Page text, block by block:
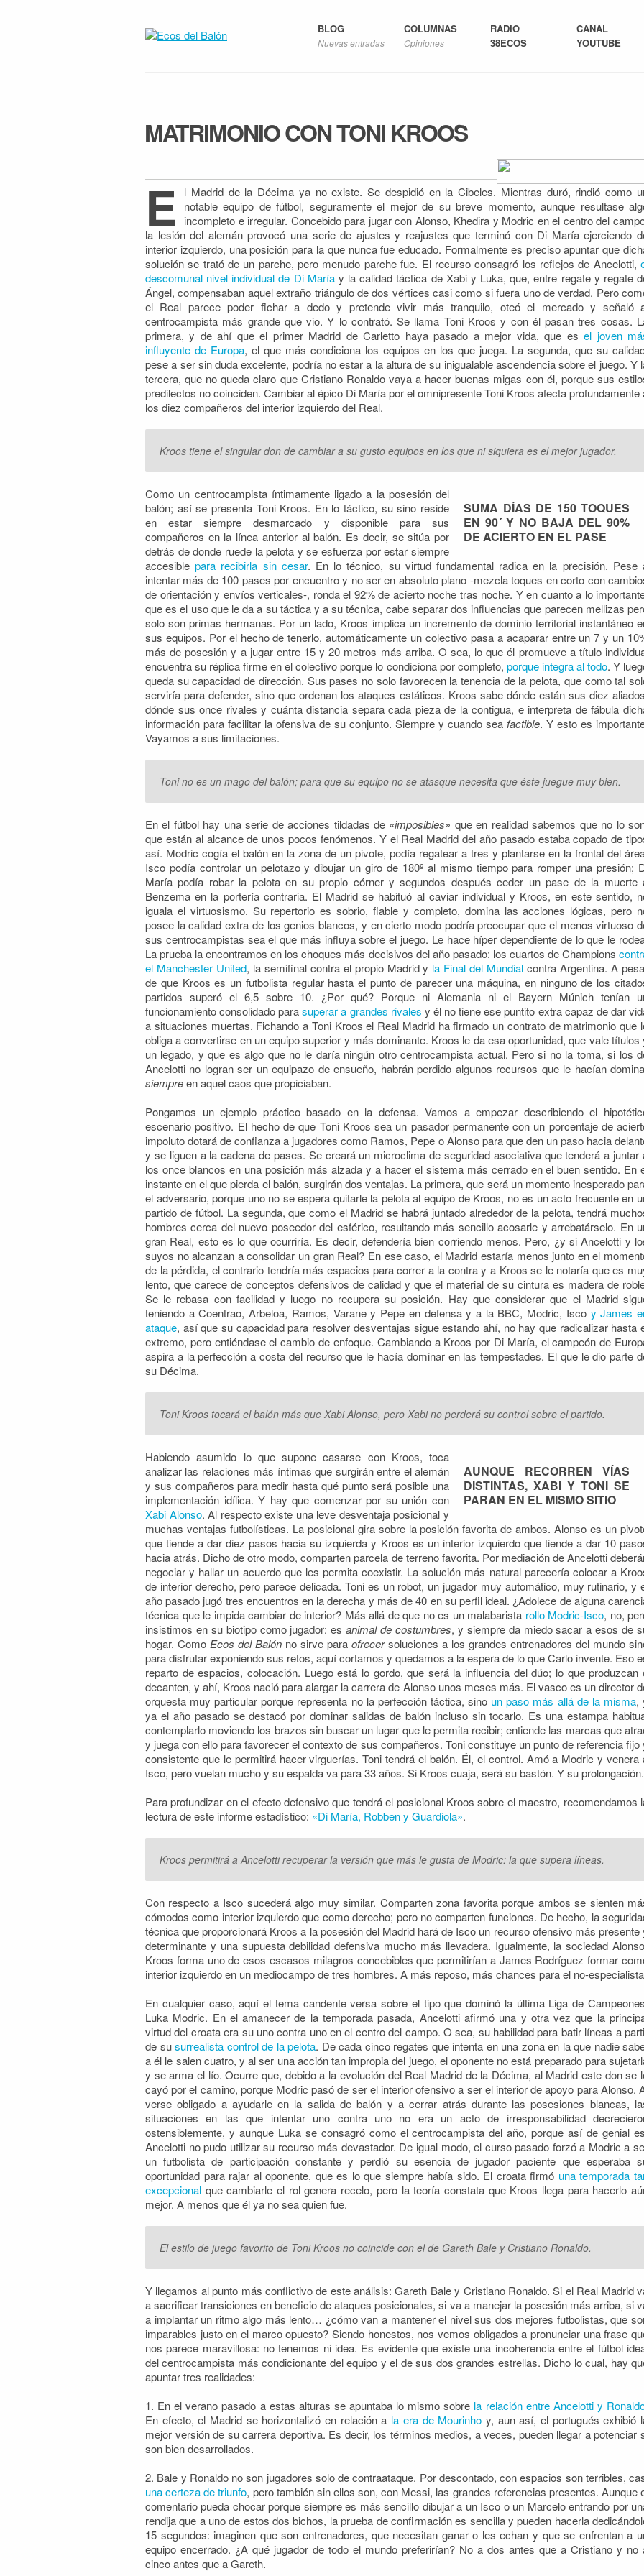
BLOG
Nuevas entradas
COLUMNAS
Opiniones
RADIO
38ECOS
CANAL
YOUTUBE
MATRIMONIO CON TONI KROOS
E
l Madrid de la Décima ya no existe. Se despidió en la Cibeles. Mientras duró, rindió como
notable equipo de fútbol, seguramente el mejor de su breve momento, aunque resultase
incompleto e irregular. Concebido para jugar con Alonso, Khedira y Modric en el centro del
la lesión del alemán provocó una serie de ajustes y reajustes que terminó con Di María ejerciendo
interior izquierdo, una posición para la que nunca fue educado. Formalmente es preciso apuntar que
solución se trató de un parche, pero menudo parche fue. El recurso consagró los reflejos de Ancelotti,
descomunal nivel individual de Di Maríay la calidad táctica de Xabi y Luka, que, entre regate y regate
Ángel, compensaban aquel extraño triángulo de dos vértices casi como si fuera uno de verdad. Pero
el Real parece poder fichar a dedo y pretende vivir más tranquilo, oteó el mercado y señaló
centrocampista más grande que vio. Y lo contrató. Se llama Toni Kroos y con él pasan tres cosas.
primera, y de ahí que el primer Madrid de Carletto haya pasado a mejor vida, que esel joven
influyente de Europa, el que más condiciona los equipos en los que juega. La segunda, que su
pese a ser sin duda excelente, podría no estar a la altura de su inigualable ascendencia sobre el juego. Y
tercera, que no queda claro que Cristiano Ronaldo vaya a hacer buenas migas con él, porque sus
predilectos no coinciden. Cambiar al épico Di María por el omnipresente Toni Kroos afecta profundamente
los diez compañeros del interior izquierdo del Real.
Kroos tiene el singular don de cambiar a su gusto equipos en los que ni siquiera es el mejor jugador.
SUMA DÍAS DE 150 TOQUES
EN 90´ Y NO BAJA DEL 90%
DE ACIERTO EN EL PASE
Como un centrocampista íntimamente ligado a la posesión del
balón; así se presenta Toni Kroos. En lo táctico, su sino reside
en estar siempre desmarcado y disponible para sus
compañeros en la línea anterior al balón. Es decir, se sitúa por
detrás de donde ruede la pelota y se esfuerza por estar siempre
accesiblepara recibirla sin cesar. En lo técnico, su virtud fundamental radica en la precisión. Pese
intentar más de 100 pases por encuentro y no ser en absoluto plano -mezcla toques en corto con
de orientación y envíos verticales-, ronda el 92% de acierto noche tras noche. Y en cuanto a lo
que es el uso que le da a su táctica y a su técnica, cabe separar dos influencias que parecen mellizas
solo son primas hermanas. Por un lado, Kroos implica un incremento de dominio territorial instantáneo
sus equipos. Por el hecho de tenerlo, automáticamente un colectivo pasa a acaparar entre un 7 y un
más de posesión y a jugar entre 15 y 20 metros más arriba. O sea, lo que él promueve a título
encuentra su réplica firme en el colectivo porque lo condiciona por completo, porque integra al todo. Y
queda su capacidad de dirección. Sus pases no solo favorecen la tenencia de la pelota, que como tal
serviría para defender, sino que ordenan los ataques estáticos. Kroos sabe dónde están sus diez
dónde sus once rivales y cuánta distancia separa cada pieza de la contigua, e interpreta de fábula
información para facilitar la ofensiva de su conjunto. Siempre y cuando sea factible. Y esto es
Vayamos a sus limitaciones.
Toni no es un mago del balón; para que su equipo no se atasque necesita que éste juegue muy bien.
En el fútbol hay una serie de acciones tildadas de «imposibles» que en realidad sabemos que no lo
que están al alcance de unos pocos fenómenos. Y el Real Madrid del año pasado estaba copado de
así. Modric cogía el balón en la zona de un pivote, podía regatear a tres y plantarse en la frontal del
Isco podía controlar un pelotazo y dibujar un giro de 180º al mismo tiempo para romper una presión;
María podía robar la pelota en su propio córner y segundos después ceder un pase de la muerte
Benzema en la portería contraria. El Madrid se habituó al caviar individual y Kroos, en este sentido,
iguala el virtuosismo. Su repertorio es sobrio, fiable y completo, domina las acciones lógicas, pero
posee la calidad extra de los genios blancos, y en cierto modo podría preocupar que el menos virtuoso
sus centrocampistas sea el que más influya sobre el juego. Le hace híper dependiente de lo que le
La prueba la encontramos en los choques más decisivos del año pasado: los cuartos de Champions
el Manchester United, la semifinal contra el propio Madrid y la Final del Mundial contra Argentina. A
de que Kroos es un futbolista regular hasta el punto de parecer una máquina, en ninguno de los
partidos superó el 6,5 sobre 10. ¿Por qué? Porque ni Alemania ni el Bayern Múnich tenían
funcionamiento consolidado parasuperar a grandes rivales y él no tiene ese puntito extra capaz de dar
a situaciones muertas. Fichando a Toni Kroos el Real Madrid ha firmado un contrato de matrimonio que
obliga a convertirse en un equipo superior y más dominante. Kroos le da esa oportunidad, que vale títulos
un legado, y que es algo que no le daría ningún otro centrocampista actual. Pero si no la toma, si los
Ancelotti no logran ser un equipazo de ensueño, habrán perdido algunos recursos que le hacían
siempreen aquel caos que propiciaban.
Pongamos un ejemplo práctico basado en la defensa. Vamos a empezar describiendo el
escenario positivo. El hecho de que Toni Kroos sea un pasador permanente con un porcentaje de
impoluto dotará de confianza a jugadores como Ramos, Pepe o Alonso para que den un paso hacia
y se liguen a la cadena de pases. Se creará un microclima de seguridad asociativa que tenderá a juntar
los once blancos en una posición más alzada y a hacer el sistema más cerrado en el buen sentido. En
instante en el que pierda el balón, surgirán dos ventajas. La primera, que será un momento inesperado
el adversario, porque uno no se espera quitarle la pelota al equipo de Kroos, no es un acto frecuente en
partido de fútbol. La segunda, que como el Madrid se habrá juntado alrededor de la pelota, tendrá
hombres cerca del nuevo poseedor del esférico, resultando más sencillo acosarle y arrebatárselo. En
gran Real, esto es lo que ocurriría. Es decir, defendería bien corriendo menos. Pero, ¿y si Ancelotti y
suyos no alcanzan a consolidar un gran Real? En ese caso, el Madrid estaría menos junto en el
de la pérdida, el contrario tendría más espacios para correr a la contra y a Kroos se le notaría que es
lento, que carece de conceptos defensivos de calidad y que el material de su cintura es madera de
Se le rebasa con facilidad y luego no recupera su posición. Hay que considerar que el Madrid
teniendo a Coentrao, Arbeloa, Ramos, Varane y Pepe en defensa y a la BBC, Modric, Isco y James
ataque, así que su capacidad para resolver desventajas sigue estando ahí, no hay que radicalizar hasta
extremo, pero entiéndase el cambio de enfoque. Cambiando a Kroos por Di María, el campeón de
aspira a la perfección a costa del recurso que le hacía dominar en las tempestades. El que le dio parte
su Décima.
Toni Kroos tocará el balón más que Xabi Alonso, pero Xabi no perderá su control sobre el partido.
AUNQUE RECORREN VÍAS
DISTINTAS, XABI Y TONI SE
PARAN EN EL MISMO SITIO
Habiendo asumido lo que supone casarse con Kroos, toca
analizar las relaciones más íntimas que surgirán entre el alemán
y sus compañeros para medir hasta qué punto será posible una
implementación idílica. Y hay que comenzar por su unión con
Xabi Alonso. Al respecto existe una leve desventaja posicional y
muchas ventajas futbolísticas. La posicional gira sobre la posición favorita de ambos. Alonso es un
que tiende a dar diez pasos hacia su izquierda y Kroos es un interior izquierdo que tiende a dar 10
hacia atrás. Dicho de otro modo, comparten parcela de terreno favorita. Por mediación de Ancelotti
negociar y hallar un acuerdo que les permita coexistir. La solución más natural parecería colocar a
de interior derecho, pero parece delicada. Toni es un robot, un jugador muy automático, muy rutinario, y
año pasado jugó tres encuentros en la derecha y más de 40 en su perfil ideal. ¿Adolece de alguna
técnica que le impida cambiar de interior? Más allá de que no es un malabarista rollo Modric-Isco, no,
insistimos en su biotipo como jugador: esanimal de costumbres, y siempre da miedo sacar a esos de
hogar. Como Ecos del Balón no sirve para ofrecersoluciones a los grandes entrenadores del mundo
para disfrutar exponiendo sus retos, aquí cortamos y quedamos a la espera de lo que Carlo invente. Eso
reparto de espacios, colocación. Luego está lo gordo, que será la influencia del dúo; lo que produzcan
decanten, y ahí, Kroos nació para alargar la carrera de Alonso unos meses más. El vasco es un director
orquesta muy particular porque representa no la perfección táctica, sino un paso más allá de la misma,
ya el año pasado se destacó por dominar salidas de balón incluso sin tocarlo. Es una estampa
contemplarlo moviendo los brazos sin buscar un lugar que le permita recibir; entiende las marcas que
y juega con ello para favorecer el contexto de sus compañeros. Toni constituye un punto de referencia fijo
consistente que le permitirá hacer virguerías. Toni tendrá el balón. Él, el control. Amó a Modric y venera
Isco, pero vuelan mucho y su espalda va para 33 años. Si Kroos cuaja, será su bastón. Y su prolongación.
Para profundizar en el efecto defensivo que tendrá el posicional Kroos sobre el maestro, recomendamos
lectura de este informe estadístico: «Di María, Robben y Guardiola».
Kroos permitirá a Ancelotti recuperar la versión que más le gusta de Modric: la que supera líneas.
Con respecto a Isco sucederá algo muy similar. Comparten zona favorita porque ambos se sienten
cómodos como interior izquierdo que como derecho; pero no comparten funciones. De hecho, la
técnica que proporcionará Kroos a la posesión del Madrid hará de Isco un recurso ofensivo más presente
determinante y una supuesta debilidad defensiva mucho más llevadera. Igualmente, la sociedad
Kroos forma uno de esos escasos milagros concebibles que permitirían a James Rodríguez formar
interior izquierdo en un mediocampo de tres hombres. A más reposo, más chances para el no-
En cualquier caso, aquí el tema candente versa sobre el tipo que dominó la última Liga de
Luka Modric. En el amanecer de la temporada pasada, Ancelotti afirmó una y otra vez que la
virtud del croata era su uno contra uno en el centro del campo. O sea, su habilidad para batir líneas a
de susurrealista control de la pelota. De cada cinco regates que intenta en una zona en la que nadie
a él le salen cuatro, y al ser una acción tan impropia del juego, el oponente no está preparado para
y se arma el lío. Ocurre que, debido a la evolución del Real Madrid de la Décima, al Madrid este don se
cayó por el camino, porque Modric pasó de ser el interior ofensivo a ser el interior de apoyo para Alonso.
verse obligado a ayudarle en la salida de balón y a cerrar atrás durante las posesiones blancas,
situaciones en las que intentar uno contra uno no era un acto de irresponsabilidad
ostensiblemente, y aunque Luka se consagró como el centrocampista del año, porque así de genial
Ancelotti no pudo utilizar su recurso más devastador. De igual modo, el curso pasado forzó a Modric a
un futbolista de participación constante y perdió su esencia de jugador paciente que esperaba
oportunidad para rajar al oponente, que es lo que siempre había sido. El croata firmó una temporada
excepcional que cambiarle el rol genera recelo, pero la teoría constata que Kroos llega para hacerlo
mejor. A menos que él ya no sea quien fue.
El estilo de juego favorito de Toni Kroos no coincide con el de Gareth Bale y Cristiano Ronaldo.
Y llegamos al punto más conflictivo de este análisis: Gareth Bale y Cristiano Ronaldo. Si el Real Madrid
a sacrificar transiciones en beneficio de ataques posicionales, si va a manejar la posesión más arriba, si
a implantar un ritmo algo más lento… ¿cómo van a mantener el nivel sus dos mejores futbolistas, que
imparables justo en el marco opuesto? Siendo honestos, nos vemos obligados a pronunciar una frase
nos parece maravillosa: no tenemos ni idea. Es evidente que existe una incoherencia entre el fútbol
del centrocampista más condicionante del equipo y el de sus dos grandes estrellas. Dicho lo cual, hay
apuntar tres realidades:
1. En el verano pasado a estas alturas se apuntaba lo mismo sobre la relación entre Ancelotti y
En efecto, el Madrid se horizontalizó en relación a la era de Mourinho y, aun así, el portugués exhibió
mejor versión de su carrera deportiva. Es decir, los términos medios, a veces, pueden llegar a potenciar
son bien desarrollados.
2. Bale y Ronaldo no son jugadores solo de contraataque. Por descontado, con espacios son terribles,
una certeza de triunfo, pero también sin ellos son, con Messi, las grandes referencias presentes. Aunque
comentario pueda chocar porque siempre es más sencillo dibujar a un Isco o un Marcelo entrando por
rendija que a uno de estos dos bichos, la prueba de confirmación es sencilla y pueden hacerla
15 segundos: imaginen que son entrenadores, que necesitan ganar o les echan y que se enfrentan a
equipo encerrado. ¿A qué jugador de todo el mundo preferirían? No a dos antes que a Cristiano y no
cinco antes que a Gareth.